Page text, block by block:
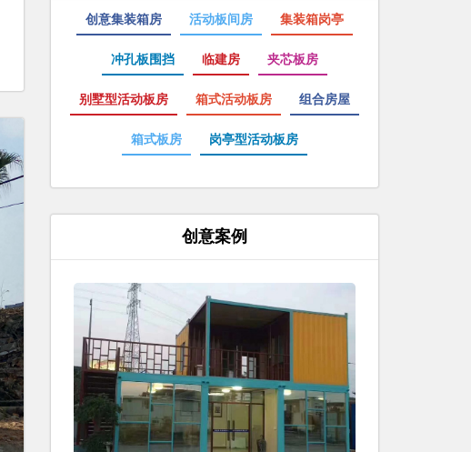
创意集装箱房 活动板间房 集装箱岗亭
冲孔板围挡 临建房 夹芯板房
别墅型活动板房 箱式活动板房 组合房屋
箱式板房 岗亭型活动板房
创意案例